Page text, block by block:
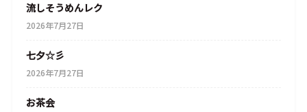
流しそうめんレク
2026年7月27日
七夕☆彡
2026年7月27日
お茶会